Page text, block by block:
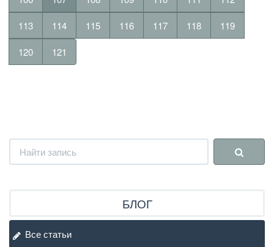
113 114 115 116 117 118 119
120 121
БЛОГ
Все статьи